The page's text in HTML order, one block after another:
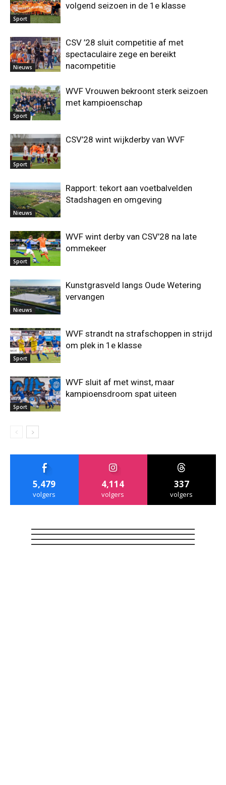
Sport
volgend seizoen in de 1e klasse
Nieuws
CSV ’28 sluit competitie af met
spectaculaire zege en bereikt
nacompetitie
Sport
WVF Vrouwen bekroont sterk seizoen
met kampioenschap
Sport
CSV’28 wint wijkderby van WVF
Nieuws
Rapport: tekort aan voetbalvelden
Stadshagen en omgeving
Sport
WVF wint derby van CSV’28 na late
ommekeer
Nieuws
Kunstgrasveld langs Oude Wetering
vervangen
Sport
WVF strandt na strafschoppen in strijd
om plek in 1e klasse
Sport
WVF sluit af met winst, maar
kampioensdroom spat uiteen
5,479
volgers
4,114
volgers
337
volgers